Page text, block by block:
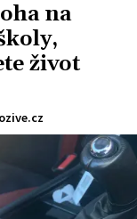
na
život